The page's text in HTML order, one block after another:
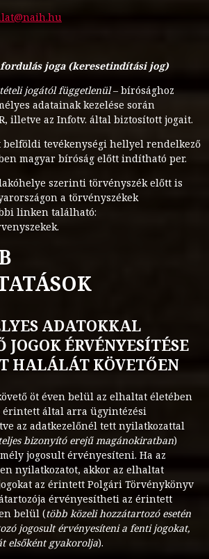
fordulás joga (keresetindítási jog)
jogától függetlenül– bírósághoz
adatainak kezelése során
illetve az Infotv. által biztosított jogait.
belföldi tevékenységi hellyel rendelkező
magyar bíróság előtt indítható per.
szerinti törvényszék előtt is
a törvényszékek
linken található:
ADATOKKAL
JOGOK ÉRVÉNYESÍTÉSE
HALÁLÁT KÖVETŐEN
öt éven belül az elhaltat életében
érintett által arra ügyintézési
az adatkezelőnél tett nyilatkozattal
bizonyító erejű magánokiratban)
jogosult érvényesíteni. Ha az
nyilatkozatot, akkor az elhaltat
az érintett Polgári Törvénykönyv
érvényesítheti az érintett
belül (több közeli hozzátartozó esetén
jogosult érvényesíteni a fenti jogokat,
elsőként gyakorolja).